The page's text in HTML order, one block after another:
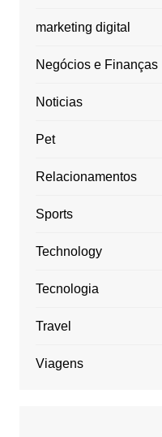
marketing digital
Negócios e Finanças
Noticias
Pet
Relacionamentos
Sports
Technology
Tecnologia
Travel
Viagens